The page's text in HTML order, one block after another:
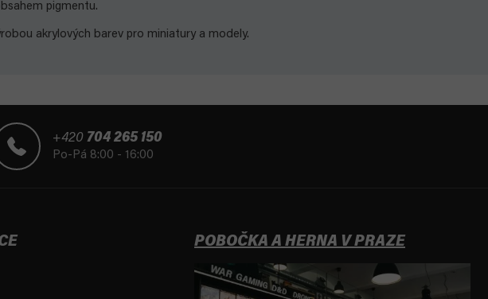
pigmentu.
akrylových barev pro miniatury a modely.
+420 704 265 150
Po-Pá 8:00 - 16:00
POBOČKA A HERNA V PRAZE